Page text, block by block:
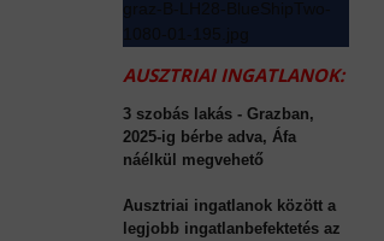
AUSZTRIAI INGATLANOK:
3 szobás lakás - Grazban,
2025-ig bérbe adva, Áfa
náélkül megvehető
Ausztriai ingatlanok között a
legjobb ingatlanbefektetés az